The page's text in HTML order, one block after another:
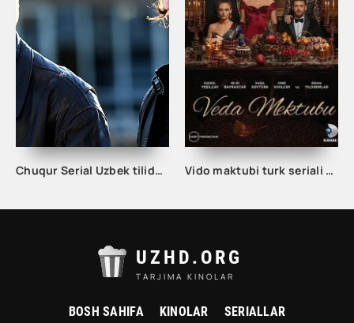
Chuqur Serial Uzbek tilida 1. 2. 3. 10. 20. 30. 40. 50. 60. 70. 80. 90. 100. 150. 200 Qism O'zbek tilida Chuqir Seryali Barcha qismlar Vido maktubi turk seriali barcha qismlar uzbek tilida
UZHD.ORG
TARJIMA KINOLAR
BOSH SAHIFA KINOLAR SERIALLAR